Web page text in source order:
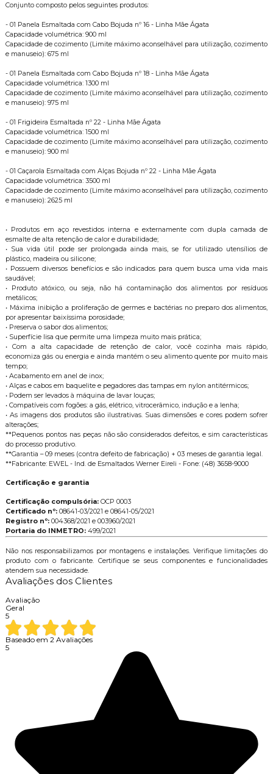
Conjunto composto pelos seguintes produtos:
- 01 Panela Esmaltada com Cabo Bojuda nº 16 - Linha Mãe Ágata
Capacidade volumétrica: 900 ml
Capacidade de cozimento (Limite máximo aconselhável para utilização, cozimento
e manuseio): 675 ml
- 01 Panela Esmaltada com Cabo Bojuda nº 18 - Linha Mãe Ágata
Capacidade volumétrica: 1300 ml
Capacidade de cozimento (Limite máximo aconselhável para utilização, cozimento
e manuseio): 975 ml
- 01 Frigideira Esmaltada nº 22 - Linha Mãe Ágata
Capacidade volumétrica: 1500 ml
Capacidade de cozimento (Limite máximo aconselhável para utilização, cozimento
e manuseio): 900 ml
- 01 Caçarola Esmaltada com Alças Bojuda nº 22 - Linha Mãe Ágata
Capacidade volumétrica: 3500 ml
Capacidade de cozimento (Limite máximo aconselhável para utilização, cozimento
e manuseio): 2625 ml
• Produtos em aço revestidos interna e externamente com dupla camada de
esmalte de alta retenção de calor e durabilidade;
• Sua vida útil pode ser prolongada ainda mais, se for utilizado utensílios de
plástico, madeira ou silicone;
• Possuem diversos benefícios e são indicados para quem busca uma vida mais
saudável;
• Produto atóxico, ou seja, não há contaminação dos alimentos por resíduos
metálicos;
• Máxima inibição a proliferação de germes e bactérias no preparo dos alimentos,
por apresentar baixíssima porosidade;
• Preserva o sabor dos alimentos;
• Superfície lisa que permite uma limpeza muito mais prática;
• Com a alta capacidade de retenção de calor, você cozinha mais rápido,
economiza gás ou energia e ainda mantém o seu alimento quente por muito mais
tempo;
• Acabamento em anel de inox;
• Alças e cabos em baquelite e pegadores das tampas em nylon antitérmicos;
• Podem ser levados à máquina de lavar louças;
• Compatíveis com fogões: a gás, elétrico, vitrocerâmico, indução e a lenha;
• As imagens dos produtos são ilustrativas. Suas dimensões e cores podem sofrer
alterações;
**Pequenos pontos nas peças não são considerados defeitos, e sim características
do processo produtivo.
**Garantia – 09 meses (contra defeito de fabricação) + 03 meses de garantia legal.
**Fabricante: EWEL - Ind. de Esmaltados Werner Eireli - Fone: (48) 3658-9000
Certificação e garantia
Certificação compulsória:OCP 0003
Certificado nº:08641-03/2021 e 08641-05/2021
Registro nº:004368/2021 e 003960/2021
Portaria do INMETRO: 499/2021
Não nos responsabilizamos por montagens e instalações. Verifique limitações do
produto com o fabricante. Certifique se seus componentes e funcionalidades
atendem sua necessidade.
Avaliações dos Clientes
Avaliação
Geral
5
Baseado em 2 Avaliações
5